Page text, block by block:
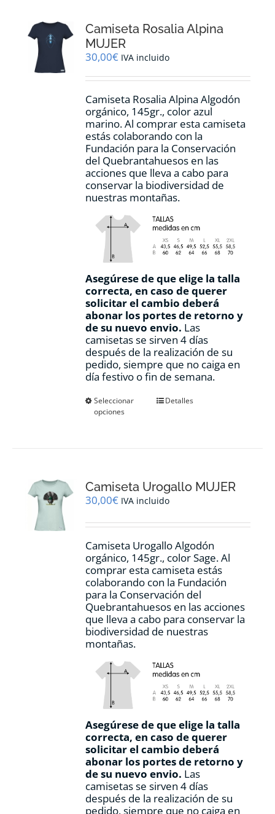
se
elegir
la
de
producto
Camiseta Rosalia Alpina
MUJER
30,00€ IVA incluido
Camiseta Rosalia Alpina Algodón
orgánico, 145gr., color azul
marino. Al comprar esta camiseta
estás colaborando con la
Fundación para la Conservación
del Quebrantahuesos en las
acciones que lleva a cabo para
conservar la biodiversidad de
nuestras montañas.
Asegúrese de que elige la talla
correcta, en caso de querer
solicitar el cambio deberá
abonar los portes de retorno y
de su nuevo envio. Las
camisetas se sirven 4 días
después de la realización de su
pedido, siempre que no caiga en
día festivo o fin de semana.
Seleccionar
opciones
Este
se
pueden
en
página
de
producto
Detalles
Camiseta Urogallo MUJER
30,00€ IVA incluido
Camiseta Urogallo Algodón
orgánico, 145gr., color Sage. Al
comprar esta camiseta estás
colaborando con la Fundación
para la Conservación del
Quebrantahuesos en las acciones
que lleva a cabo para conservar la
biodiversidad de nuestras
montañas.
Asegúrese de que elige la talla
correcta, en caso de querer
solicitar el cambio deberá
abonar los portes de retorno y
de su nuevo envio. Las
camisetas se sirven 4 días
después de la realización de su
pedido, siempre que no caiga en